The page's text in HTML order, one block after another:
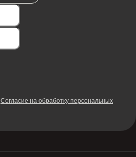
Согласие на обработку персональных